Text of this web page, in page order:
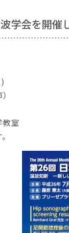
学会を開催
室